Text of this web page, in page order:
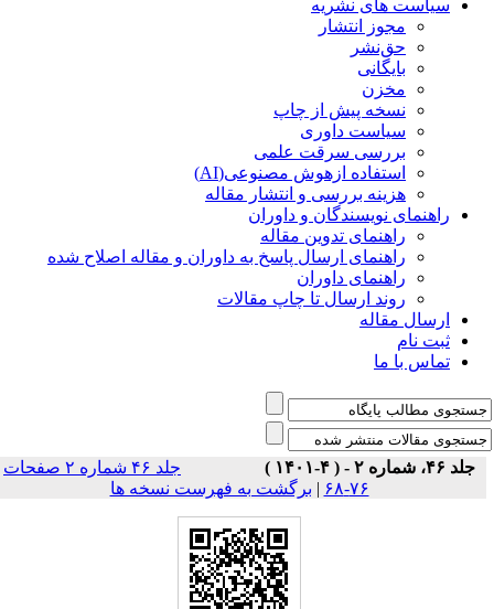
سیاست های نشریه
مجوز انتشار
حق‌نشر
بایگانی
مخزن
نسخه پیش از چاپ
سیاست داوری
بررسی سرقت علمی
استفاده ازهوش مصنوعی(AI)
هزینه بررسی و انتشار مقاله
راهنمای نویسندگان و داوران
راهنمای تدوین مقاله
راهنمای ارسال پاسخ به داوران و مقاله اصلاح شده
راهنمای داوران
روند ارسال تا چاپ مقالات
ارسال مقاله
ثبت نام
تماس با ما
جلد ۴۶، شماره ۲ - ( ۴-۱۴۰۱ )
جلد ۴۶ شماره ۲ صفحات
۷۶-۶۸
| برگشت به فهرست نسخه ها